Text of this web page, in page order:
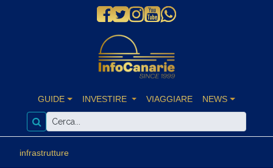
GUIDE INVESTIRE VIAGGIARE NEWS
infrastrutture